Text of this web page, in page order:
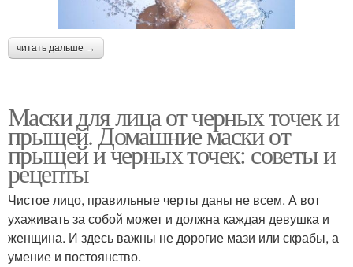
читать дальше →
Маски для лица от черных точек и
прыщей. Домашние маски от
прыщей и черных точек: советы и
рецепты
Чистое лицо, правильные черты даны не всем. А вот
ухаживать за собой может и должна каждая девушка и
женщина. И здесь важны не дорогие мази или скрабы, а
умение и постоянство.